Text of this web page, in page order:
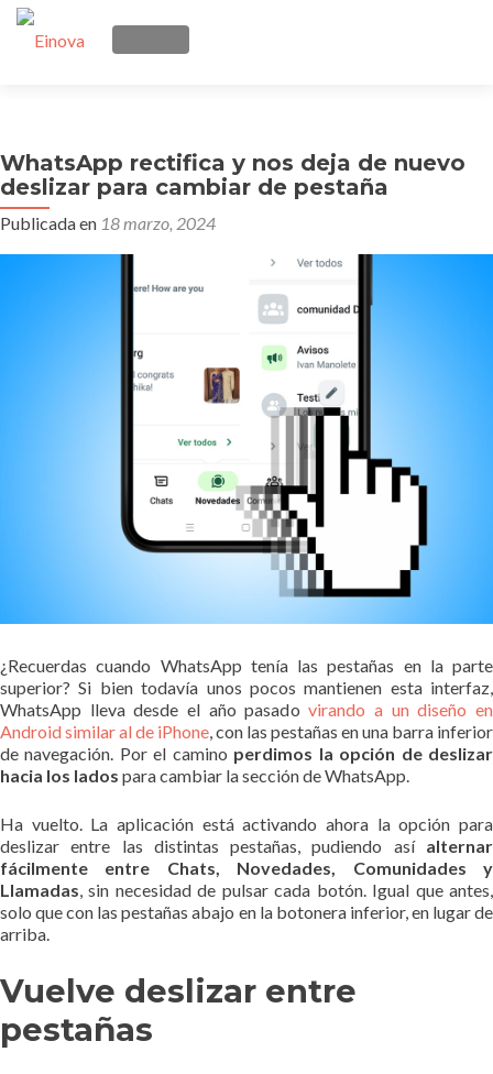
CAMBIAR NAVEGACIÓN
Quienes somos
Manos Remotas
Telecomunicaciones
Soluciones
Contacto
WhatsApp rectifica y nos deja de nuevo
deslizar para cambiar de pestaña
Publicada en 18 marzo, 2024
¿Recuerdas cuando WhatsApp tenía las pestañas en la parte
superior? Si bien todavía unos pocos mantienen esta interfaz,
WhatsApp lleva desde el año pasadovirando a un diseño en
Android similar al de iPhone, con las pestañas en una barra inferior
de navegación. Por el camino perdimos la opción de deslizar
hacia los lados para cambiar la sección de WhatsApp.
Ha vuelto. La aplicación está activando ahora la opción para
deslizar entre las distintas pestañas, pudiendo así alternar
fácilmente entre Chats, Novedades, Comunidades y
Llamadas, sin necesidad de pulsar cada botón. Igual que antes,
solo que con las pestañas abajo en la botonera inferior, en lugar de
arriba.
Vuelve deslizar entre
pestañas